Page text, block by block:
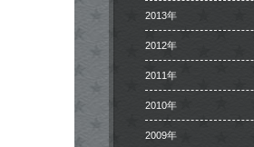
2013年
2012年
2011年
2010年
2009年